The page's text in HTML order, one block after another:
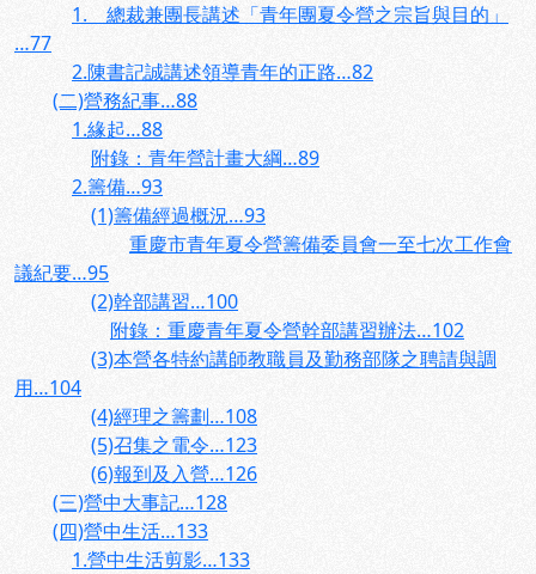
1. 總裁兼團長講述「青年團夏令營之宗旨與目的」
…77
2.陳書記誠講述領導青年的正路…82
(二)營務紀事…88
1.緣起…88
附錄：青年營計畫大綱…89
2.籌備…93
(1)籌備經過概況…93
重慶市青年夏令營籌備委員會一至七次工作會
議紀要…95
(2)幹部講習…100
附錄：重慶青年夏令營幹部講習辦法…102
(3)本營各特約講師教職員及勤務部隊之聘請與調
用…104
(4)經理之籌劃…108
(5)召集之電令…123
(6)報到及入營…126
(三)營中大事記…128
(四)營中生活…133
1.營中生活剪影…133